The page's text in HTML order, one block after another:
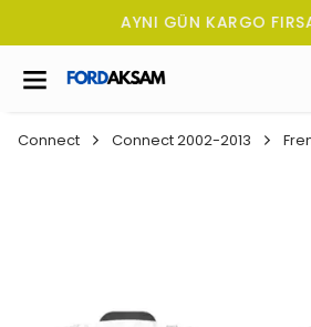
TÜM SİPARİŞLERDE
Connect Connect 2002-2013